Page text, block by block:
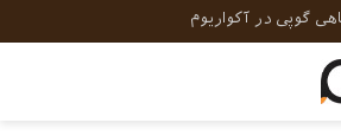
گوپی در آکواریوم